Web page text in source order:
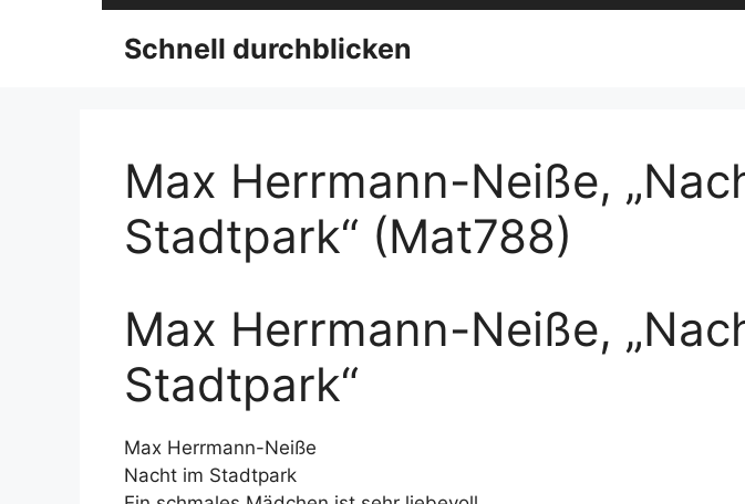
Schnell durchblicken
Max Herrmann-Neiße,
Stadtpark“ (Mat788)
Max Herrmann-Neiße,
Stadtpark“
Max Herrmann-Neiße
Nacht im Stadtpark